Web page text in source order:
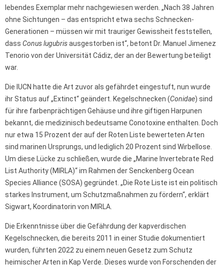
lebendes Exemplar mehr nachgewiesen werden. „Nach 38 Jahren
ohne Sichtungen – das entspricht etwa sechs Schnecken-
Generationen – müssen wir mit trauriger Gewissheit feststellen,
dass Conus lugubrisausgestorben ist“, betont Dr. Manuel Jimenez
Tenorio von der Universität Cádiz, der an der Bewertung beteiligt
war.
Die IUCN hatte die Art zuvor als gefährdet eingestuft, nun wurde
ihr Status auf „Extinct“ geändert. Kegelschnecken (Conidae) sind
für ihre farbenprächtigen Gehäuse und ihre giftigen Harpunen
bekannt, die medizinisch bedeutsame Conotoxine enthalten. Doch
nur etwa 15 Prozent der auf der Roten Liste bewerteten Arten
sind marinen Ursprungs, und lediglich 20 Prozent sind Wirbellose.
Um diese Lücke zu schließen, wurde die „Marine Invertebrate Red
List Authority (MIRLA)“ im Rahmen der Senckenberg Ocean
Species Alliance (SOSA) gegründet. „Die Rote Liste ist ein politisch
starkes Instrument, um Schutzmaßnahmen zu fördern“, erklärt
Sigwart, Koordinatorin von MIRLA.
Die Erkenntnisse über die Gefährdung der kapverdischen
Kegelschnecken, die bereits 2011 in einer Studie dokumentiert
wurden, führten 2022 zu einem neuen Gesetz zum Schutz
heimischer Arten in Kap Verde. Dieses wurde von Forschenden der